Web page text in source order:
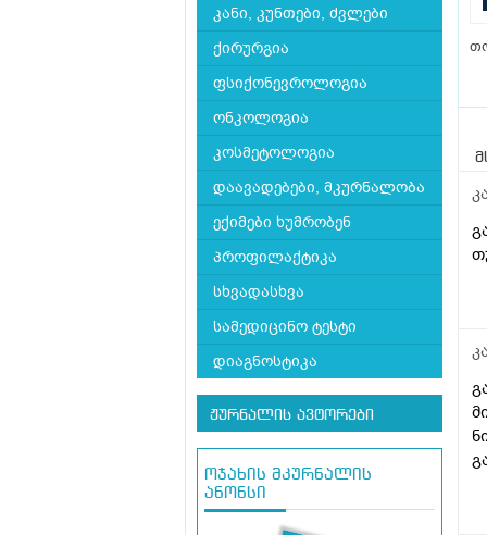
კანი, კუნთები, ძვლები
ქირურგია
ფსიქონევროლოგია
ონკოლოგია
კოსმეტოლოგია
დაავადებები, მკურნალობა
ექიმები ხუმრობენ
პროფილაქტიკა
სხვადასხვა
სამედიცინო ტესტი
დიაგნოსტიკა
ჟურნალის ავტორები
ოჯახის მკურნალის
ანონსი